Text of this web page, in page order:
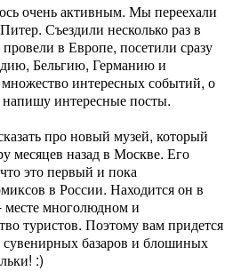
очень активным. Мы переехали
Съездили несколько раз в
в Европе, посетили сразу
Бельгию, Германию и
интересных событий, о
напишу интересные посты.
про новый музей, который
месяцев назад в Москве. Его
это первый и пока
в России. Находится он в
многолюдном и
туристов. Поэтому вам придется
сувенирных базаров и блошиных
:)